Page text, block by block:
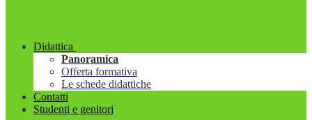
Didattica
Panoramica
Offerta formativa
Le schede didattiche
Contatti
Studenti e genitori